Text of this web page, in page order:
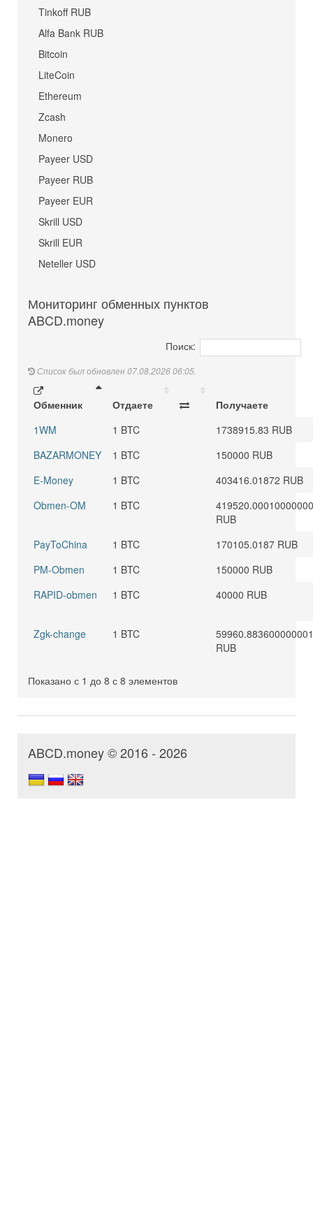
Tinkoff RUB
Alfa Bank RUB
Bitcoin
LiteCoin
Ethereum
Zcash
Monero
Payeer USD
Payeer RUB
Payeer EUR
Skrill USD
Skrill EUR
Neteller USD
Мониторинг обменных пунктов
ABCD.money
Поиск:
Список был обновлен 07.08.2026 06:05.
Обменник Отдаете
Получаете
1WM
1 BTC
1738915.83 RUB
BAZARMONEY
1 BTC
150000 RUB
E-Money
1 BTC
403416.01872 RUB
Obmen-OM
1 BTC
RUB
PayToChina
1 BTC
170105.0187 RUB
PM-Obmen
1 BTC
150000 RUB
RAPID-obmen
1 BTC 40000 RUB
Zgk-change 1 BTC
59960.883600000001
RUB
Показано с 1 до 8 с 8 элементов
ABCD.money © 2016 - 2026